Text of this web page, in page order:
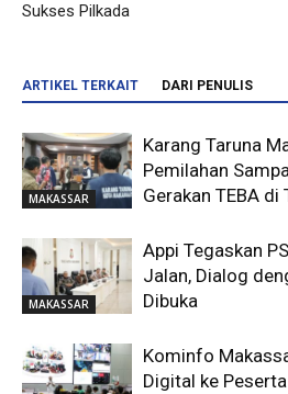
Sukses Pilkada
ARTIKEL TERKAIT DARI PENULIS
MAKASSAR
Karang Taruna
Pemilahan
Gerakan TEBA di
MAKASSAR
Appi Tegaskan
Jalan, Dialog
Dibuka
Kominfo
Digital ke